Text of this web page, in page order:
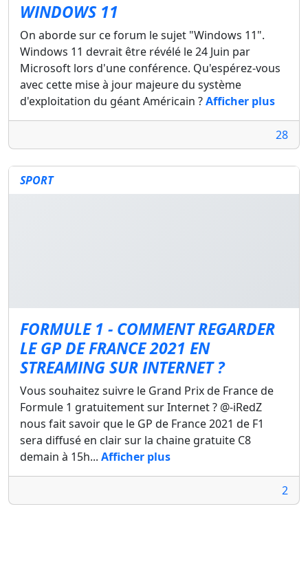
WINDOWS 11
On aborde sur ce forum le sujet "Windows 11".
Windows 11 devrait être révélé le 24 Juin par
Microsoft lors d'une conférence. Qu'espérez-vous
avec cette mise à jour majeure du système
d'exploitation du géant Américain ?Afficher plus
28
SPORT
FORMULE 1 - COMMENT REGARDER
LE GP DE FRANCE 2021 EN
STREAMING SUR INTERNET ?
Vous souhaitez suivre le Grand Prix de France de
Formule 1 gratuitement sur Internet ? @-iRedZ
nous fait savoir que le GP de France 2021 de F1
sera diffusé en clair sur la chaine gratuite C8
demain à 15h... Afficher plus
2